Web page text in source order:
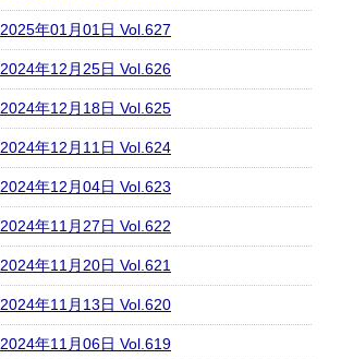
2025年01月01日 Vol.627
2024年12月25日 Vol.626
2024年12月18日 Vol.625
2024年12月11日 Vol.624
2024年12月04日 Vol.623
2024年11月27日 Vol.622
2024年11月20日 Vol.621
2024年11月13日 Vol.620
2024年11月06日 Vol.619